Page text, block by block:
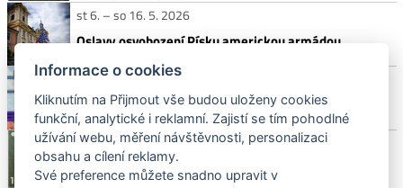
st 6. – so 16. 5. 2026
Oslavy osvobození Písku americkou armádou
pá 8. 5. 2026, 09:00 – ne 14. 6. 2026, 18:00
Dalibor Říhánek – Bilance LXXX
Písek, Prácheňské muzeum
Neděle 10. 5. 2026 od 19:00
Váňa – Divadlo v Řeznické
Písek, Divadlo Fráni Šrámka
Informace o cookies
Kliknutím na Přijmout vše budou uloženy cookies
funkční, analytické i reklamní. Zajistí se tím pohodlné
užívání webu, měření návštěvnosti, personalizaci
obsahu a cílení reklamy.
Své preference můžete snadno upravit v